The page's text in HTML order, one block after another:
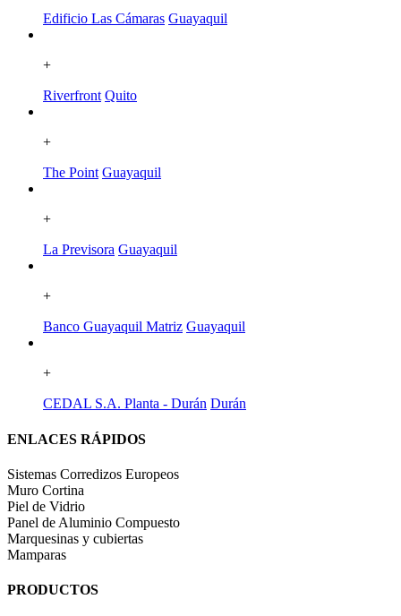
Edificio Las Cámaras Guayaquil
+
Riverfront Quito
+
The Point Guayaquil
+
La Previsora Guayaquil
+
Banco Guayaquil Matriz Guayaquil
+
CEDAL S.A. Planta - Durán Durán
ENLACES RÁPIDOS
Sistemas Corredizos Europeos
Muro Cortina
Piel de Vidrio
Panel de Aluminio Compuesto
Marquesinas y cubiertas
Mamparas
PRODUCTOS